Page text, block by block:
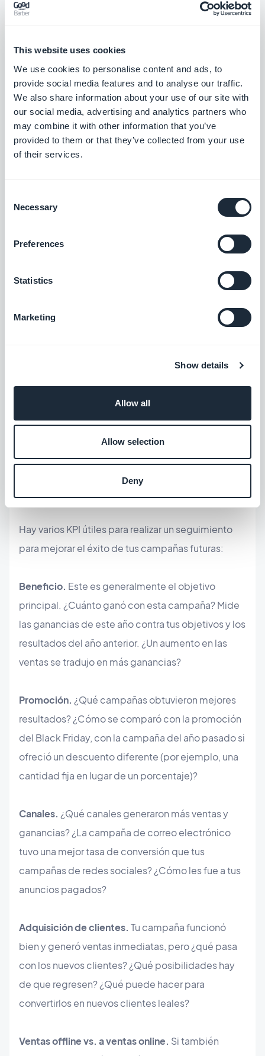
This website uses cookies
We use cookies to personalise content and ads, to
provide social media features and to analyse our traffic.
We also share information about your use of our site with
our social media, advertising and analytics partners who
may combine it with other information that you’ve
provided to them or that they’ve collected from your use
of their services.
Selection
Necessary
Preferences
Statistics
Marketing
Show details
Allow all
Allow selection
Deny
​4. Analiza tus resultados
Una vez que termine el Cyber Monday, es hora de
analizar sus resultados para obtener información
para futuras campañas.
Para asegurarte de que se toman el tiempo
zap utilizando el trigger de actualización del
Usan Asana como un software de gestión del
e actualiza un código de
crea un proyecto en su panel de
. En este proyecto, detallaron exactamente
qué KPI buscar y cuáles son las próximas acciones
Hay varios KPI útiles para realizar un seguimiento
para mejorar el éxito de tus campañas futuras:
Beneficio. Este es generalmente el objetivo
principal. ¿Cuánto ganó con esta campaña? Mide
las ganancias de este año contra tus objetivos y los
resultados del año anterior. ¿Un aumento en las
ventas se tradujo en más ganancias?
Promoción. ¿Qué campañas obtuvieron mejores
resultados? ¿Cómo se comparó con la promoción
del Black Friday, con la campaña del año pasado si
ofreció un descuento diferente (por ejemplo, una
cantidad fija en lugar de un porcentaje)?
Canales. ¿Qué canales generaron más ventas y
ganancias? ¿La campaña de correo electrónico
tuvo una mejor tasa de conversión que tus
campañas de redes sociales? ¿Cómo les fue a tus
anuncios pagados?
Adquisición de clientes. Tu campaña funcionó
bien y generó ventas inmediatas, pero ¿qué pasa
con los nuevos clientes? ¿Qué posibilidades hay
de que regresen? ¿Qué puede hacer para
convertirlos en nuevos clientes leales?
Ventas offline vs. a ventas online. Si también